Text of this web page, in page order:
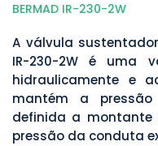
BERMAD IR-230-2W
A válvula
IR-230-2W é uma
hidraulicamente e
mantém a
definida a
pressão da conduta